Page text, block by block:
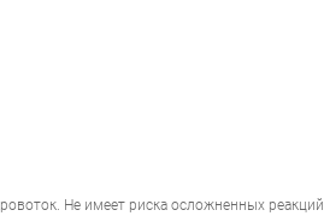
Не имеет риска осложненных реакций.